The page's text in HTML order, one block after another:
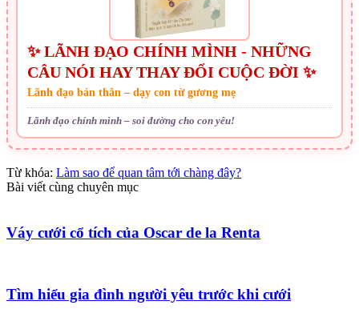
✨ LÃNH ĐẠO CHÍNH MÌNH - NHỮNG
CÂU NÓI HAY THAY ĐỔI CUỘC ĐỜI ✨
Lãnh đạo bản thân – dạy con từ gương mẹ
Lãnh đạo chính mình – soi đường cho con yêu!
Từ khóa: Làm sao để quan tâm tới chàng đây?
Bài viết cùng chuyên mục
Váy cưới cổ tích của Oscar de la Renta
Tìm hiểu gia đình người yêu trước khi cưới